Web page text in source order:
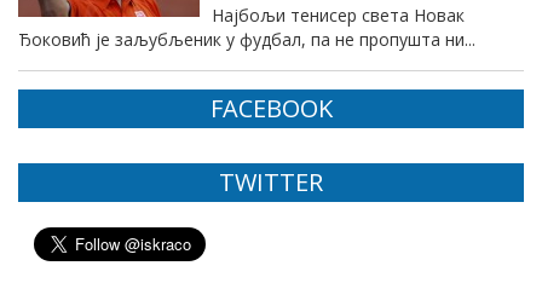
Најбољи тенисер света Новак
Ђоковић је заљубљеник у фудбал, па не пропушта ни...
FACEBOOK
TWITTER